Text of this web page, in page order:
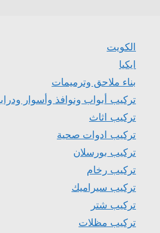
الكويت
ايكيا
بناء ملاحق وترميمات
تركيب أبواب ونوافذ وأسوار
تركيب اثاث
تركيب ادوات صحية
تركيب بورسلان
تركيب رخام
تركيب سيراميك
تركيب شتر
تركيب مظلات